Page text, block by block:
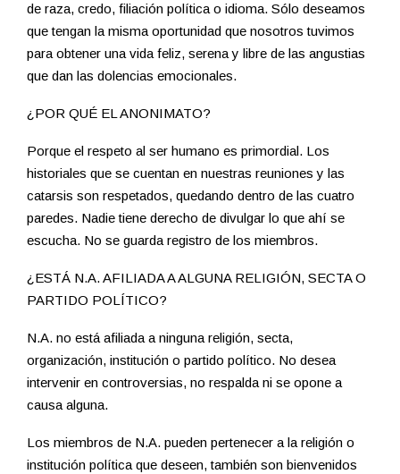
de raza, credo, filiación política o idioma. Sólo deseamos
que tengan la misma oportunidad que nosotros tuvimos
para obtener una vida feliz, serena y libre de las angustias
que dan las dolencias emocionales.
¿POR QUÉ EL ANONIMATO?
Porque el respeto al ser humano es primordial. Los
historiales que se cuentan en nuestras reuniones y las
catarsis son respetados, quedando dentro de las cuatro
paredes. Nadie tiene derecho de divulgar lo que ahí se
escucha. No se guarda registro de los miembros.
¿ESTÁ N.A. AFILIADA A ALGUNA RELIGIÓN, SECTA O
PARTIDO POLÍTICO?
N.A. no está afiliada a ninguna religión, secta,
organización, institución o partido político. No desea
intervenir en controversias, no respalda ni se opone a
causa alguna.
Los miembros de N.A. pueden pertenecer a la religión o
institución política que deseen, también son bienvenidos